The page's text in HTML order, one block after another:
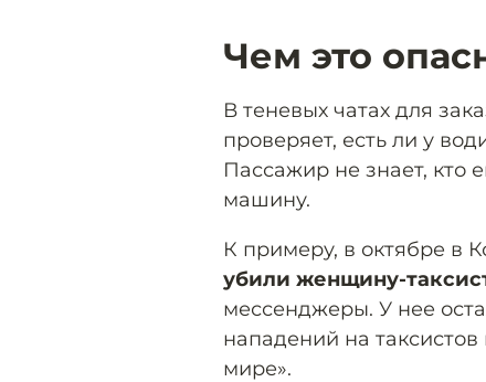
Чем это
В теневых чатах для
проверяет, есть ли у
Пассажир не знает, кто
машину.
К примеру, в октябре в
убили женщину-
мессенджеры. У нее
нападений на
мире».